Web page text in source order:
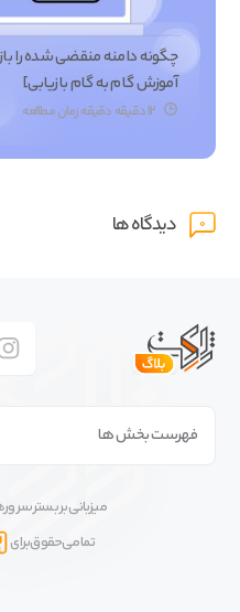
چگونه دامنه منقضی شده را
آموزش گام به گام بازیابی]
0 دیدگاه ها
فهرست بخش ها
میزبانی بر بستر
تمامی حقوق برای